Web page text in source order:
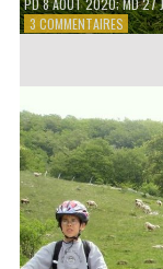
3 COMMENTAIRESSUR
EN
ISRAËL
:
QUE
FAUT-
IL
?